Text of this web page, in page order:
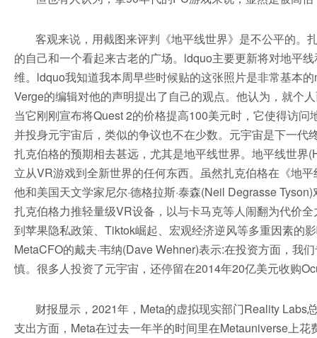
客观来说，用截图来评判《地平线世界》是不公平的。
的自己和一个看起来古老的广场。ldquo主要更新将对地平
维。ldquo我知道我本周早些时候贴的这张照片是非常基本
Verge的编辑对他的声明提出了自己的观点。他认为，就个
当它刚刚宣布将Quest 2的价格提高100美元时，它使得访
并投身元宇宙后，类似的争议也不在少数。元宇宙是下一
扎克伯格的预期相去甚远，尤其是地平线世界。地平线世
立从VR游戏到全新世界的任何东西。虽然扎克伯格在《地
他和美国天文学家尼尔·德格拉斯·泰森(Neil Degrasse
扎克伯格力推轻量级VR设备，以与卡马克等人闹翻为代价
到苹果隐私政策、Tiktok崛起、宏观经济逆风等多重因素的
MetaCFO的戴夫·韦纳(Dave Wehner)表示:在投资方面，我
慎。很多人投资了元宇宙，还停留在2014年20亿美元收购
财报显示，2021年，Meta的虚拟现实部门Reality Labs
支出方面，Meta在过去一年半的时间里在Metauniverse上